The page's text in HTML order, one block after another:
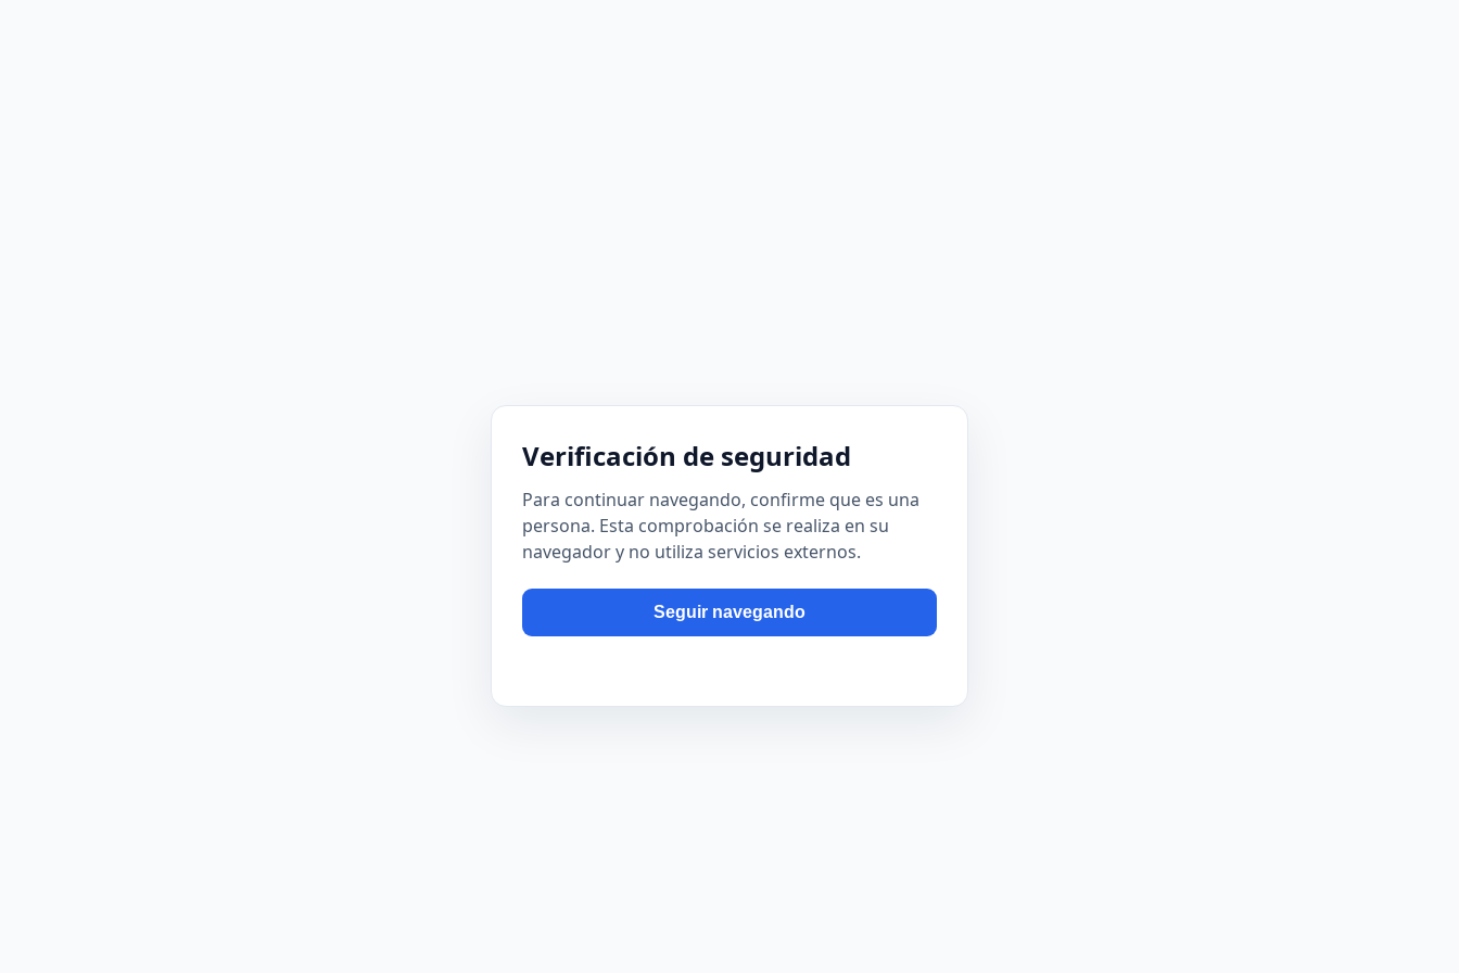
Verificación de seguridad
Para continuar navegando, confirme que es una
persona. Esta comprobación se realiza en su
navegador y no utiliza servicios externos.
Seguir navegando